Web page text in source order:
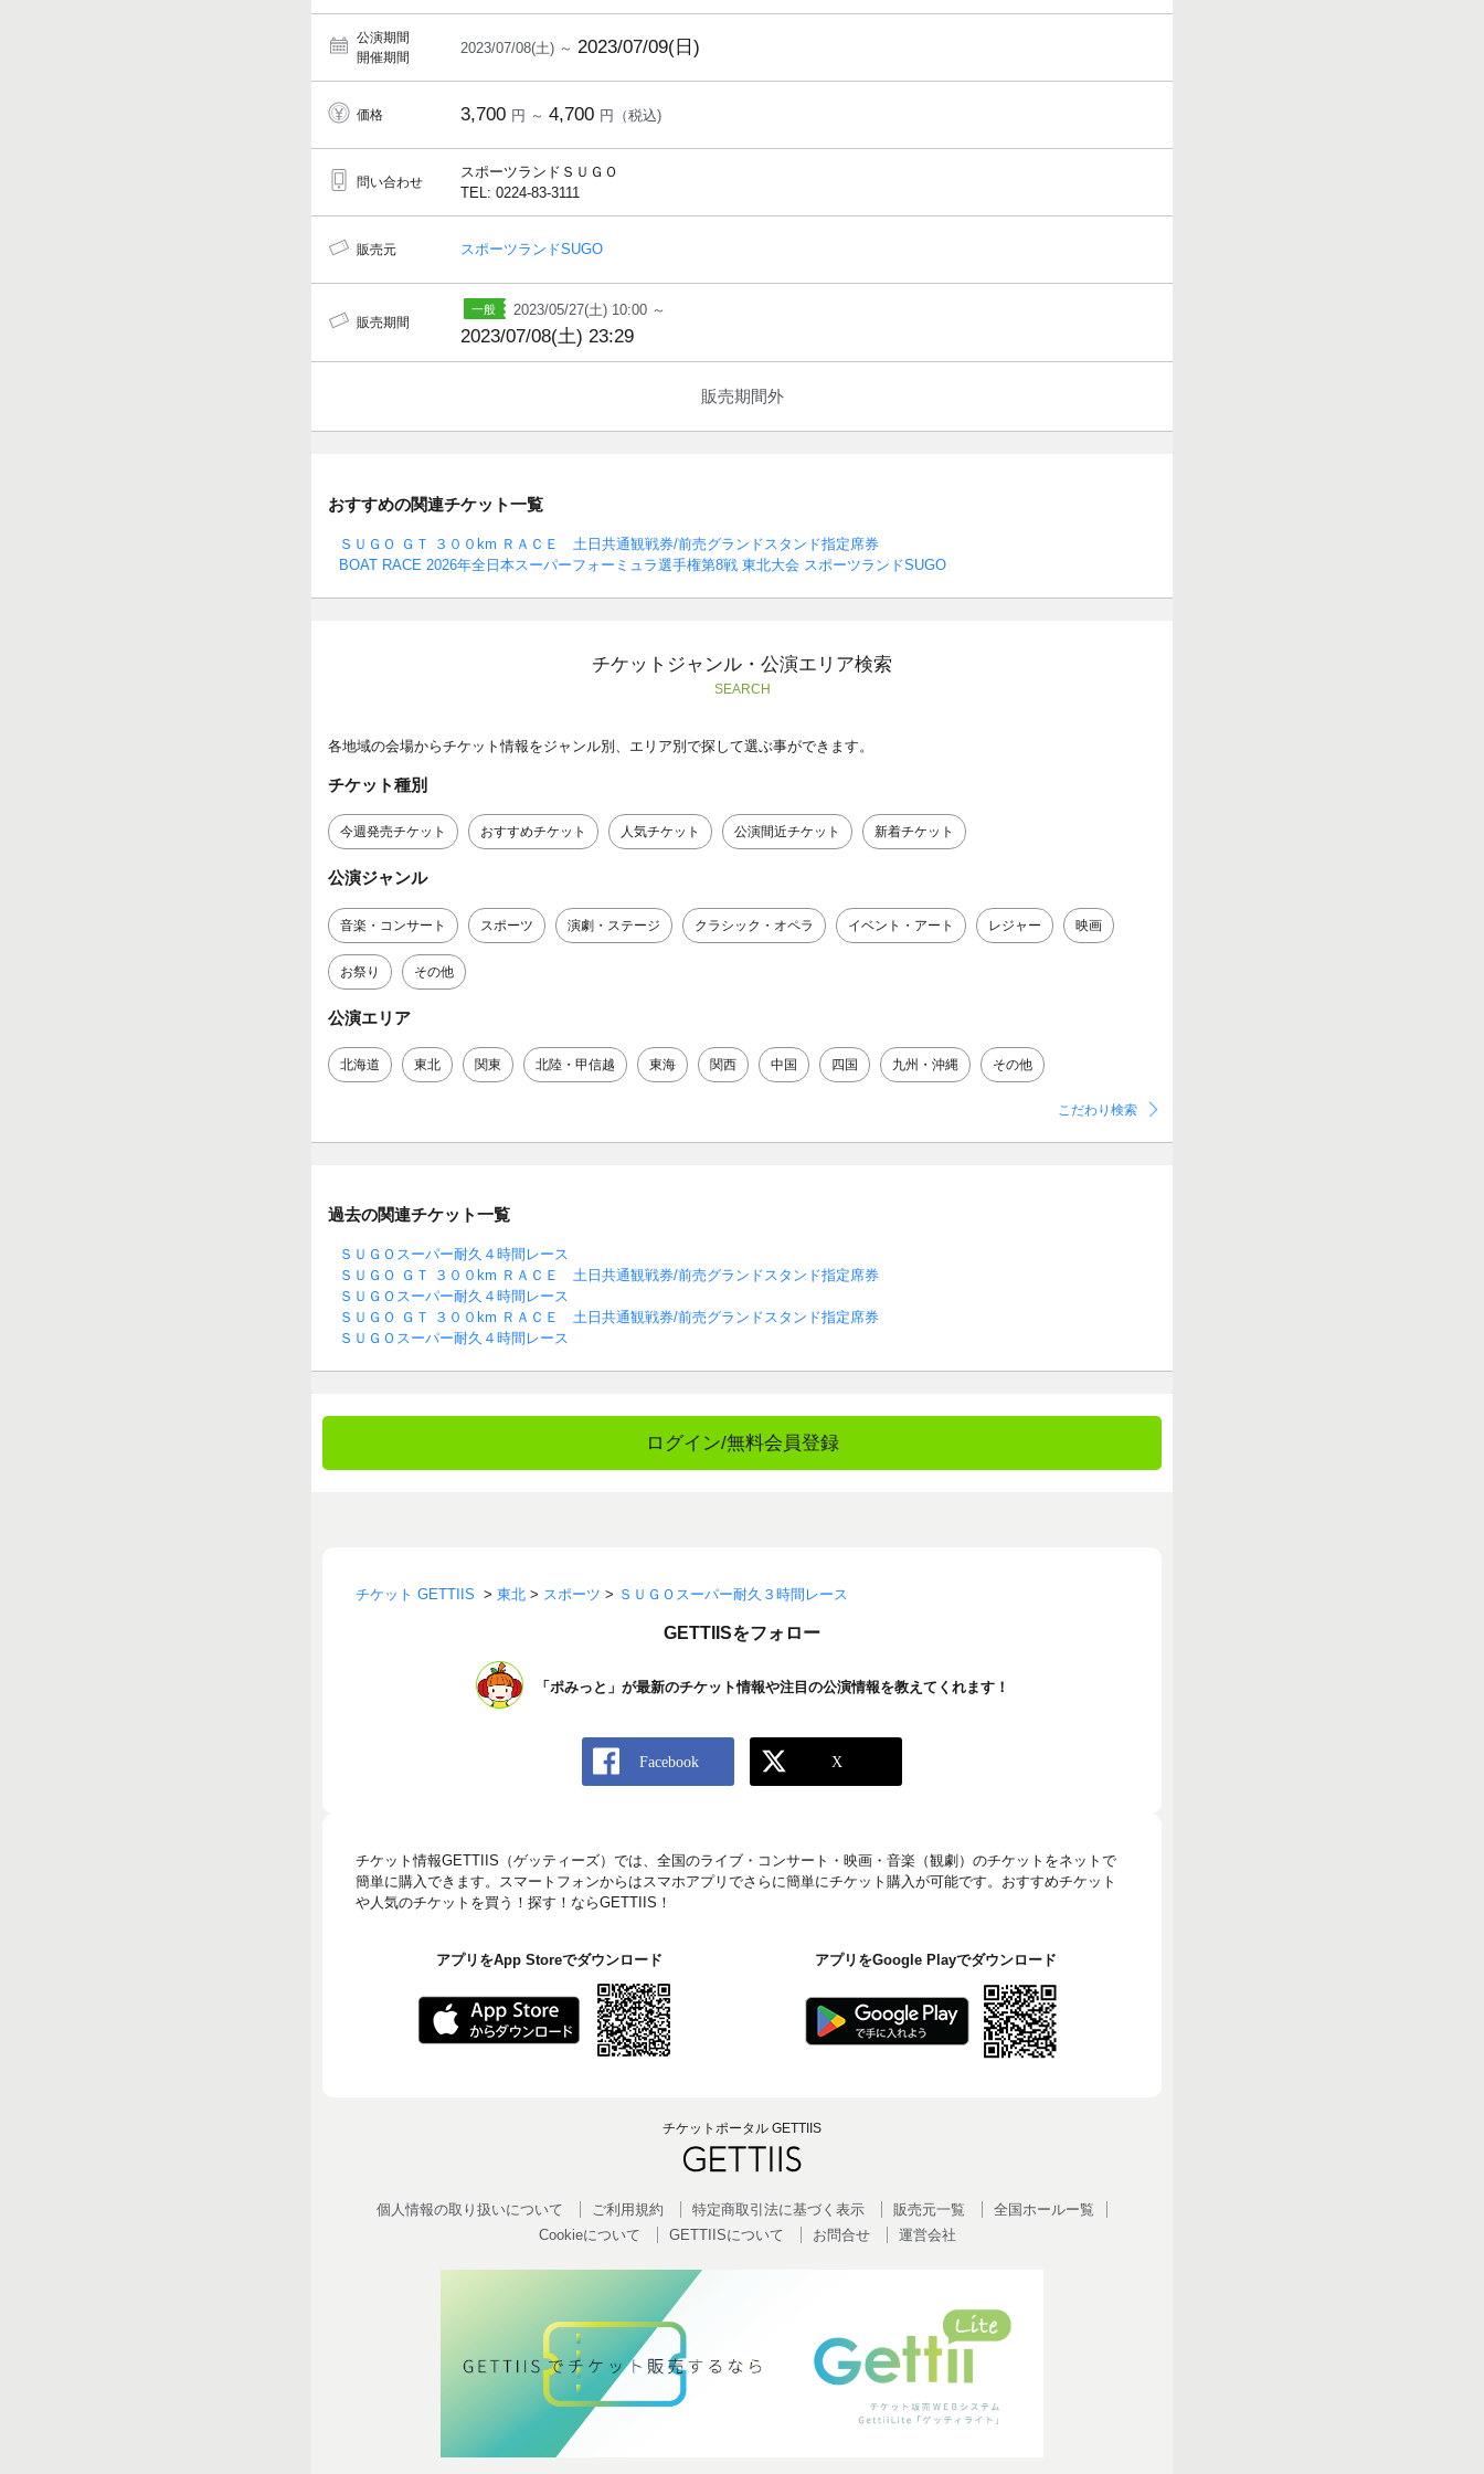
公演期間
開催期間
2023/07/08(土) ～ 2023/07/09(日)
価格 3,700 円 ～ 4,700 円（税込)
問い合わせ
スポーツランドＳＵＧＯ
TEL: 0224-83-3111
販売元 スポーツランドSUGO
販売期間
2023/05/27(土) 10:00 ～
2023/07/08(土) 23:29
販売期間外
おすすめの関連チケット一覧
ＳＵＧＯ ＧＴ ３００km ＲＡＣＥ 土日共通観戦券/前売グランドスタンド指定席券
BOAT RACE 2026年全日本スーパーフォーミュラ選手権第8戦 東北大会 スポーツランドSUGO
チケットジャンル・公演エリア検索
SEARCH
各地域の会場からチケット情報をジャンル別、エリア別で探して選ぶ事ができます。
チケット種別
今週発売チケット おすすめチケット 人気チケット 公演間近チケット 新着チケット
公演ジャンル
音楽・コンサート スポーツ 演劇・ステージ クラシック・オペラ イベント・アート レジャー 映画
お祭り その他
公演エリア
北海道 東北 関東 北陸・甲信越 東海 関西 中国 四国 九州・沖縄 その他
こだわり検索
過去の関連チケット一覧
ＳＵＧＯスーパー耐久４時間レース
ＳＵＧＯ ＧＴ ３００km ＲＡＣＥ 土日共通観戦券/前売グランドスタンド指定席券
ＳＵＧＯスーパー耐久４時間レース
ＳＵＧＯ ＧＴ ３００km ＲＡＣＥ 土日共通観戦券/前売グランドスタンド指定席券
ＳＵＧＯスーパー耐久４時間レース
ログイン/無料会員登録
チケット GETTIIS > 東北 > スポーツ > ＳＵＧＯスーパー耐久３時間レース
GETTIISをフォロー
「ポみっと」が最新のチケット情報や注目の公演情報を教えてくれます！
チケット情報GETTIIS（ゲッティーズ）では、全国のライブ・コンサート・映画・音楽（観劇）のチケットをネットで
簡単に購入できます。スマートフォンからはスマホアプリでさらに簡単にチケット購入が可能です。おすすめチケット
や人気のチケットを買う！探す！ならGETTIIS！
アプリをApp Storeでダウンロード アプリをGoogle Playでダウンロード
チケットポータル GETTIIS
個人情報の取り扱いについて ご利用規約 特定商取引法に基づく表示 販売元一覧
全国ホールー覧
Cookieについて
GETTIISについて お問合せ 運営会社